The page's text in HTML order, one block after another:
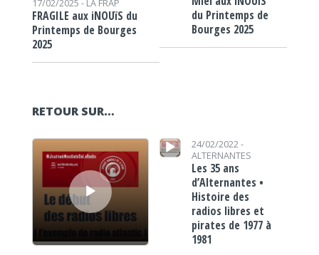
FRAGILE aux iNOUïS du
Printemps de Bourges
2025
du Printemps de
Bourges 2025
RETOUR SUR…
Lecteur audio
Lecteur audio
24/02/2022 -
ALTERNANTES
Les 35 ans
d’Alternantes •
Histoire des
radios libres et
pirates de 1977 à
1981